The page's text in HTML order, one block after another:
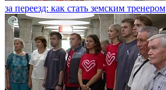
за переезд: как стать земским тренером